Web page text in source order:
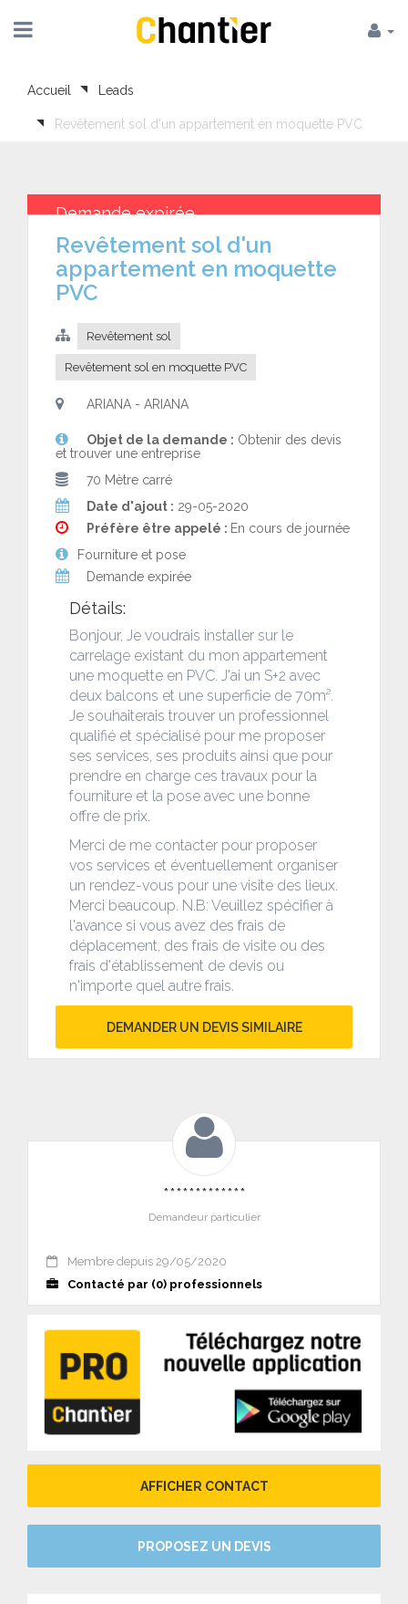
Accueil Leads
Revêtement sol d'un appartement en moquette PVC
Demande expirée
Revêtement sol d'un
appartement en moquette
PVC
Revêtement sol
Revêtement sol en moquette PVC
ARIANA - ARIANA
Objet de la demande : Obtenir des devis
et trouver une entreprise
70 Mètre carré
Date d'ajout : 29-05-2020
Préfère être appelé : En cours de journée
Fourniture et pose
Demande expirée
Détails:
Bonjour, Je voudrais installer sur le
carrelage existant du mon appartement
une moquette en PVC. J'ai un S+2 avec
deux balcons et une superficie de 70m².
Je souhaiterais trouver un professionnel
qualifié et spécialisé pour me proposer
ses services, ses produits ainsi que pour
prendre en charge ces travaux pour la
fourniture et la pose avec une bonne
offre de prix.
Merci de me contacter pour proposer
vos services et éventuellement organiser
un rendez-vous pour une visite des lieux.
Merci beaucoup. N.B: Veuillez spécifier à
l'avance si vous avez des frais de
déplacement, des frais de visite ou des
frais d'établissement de devis ou
n'importe quel autre frais.
DEMANDER UN DEVIS SIMILAIRE
*************
Demandeur particulier
Membre depuis 29/05/2020
Contacté par (0) professionnels
AFFICHER CONTACT
PROPOSEZ UN DEVIS